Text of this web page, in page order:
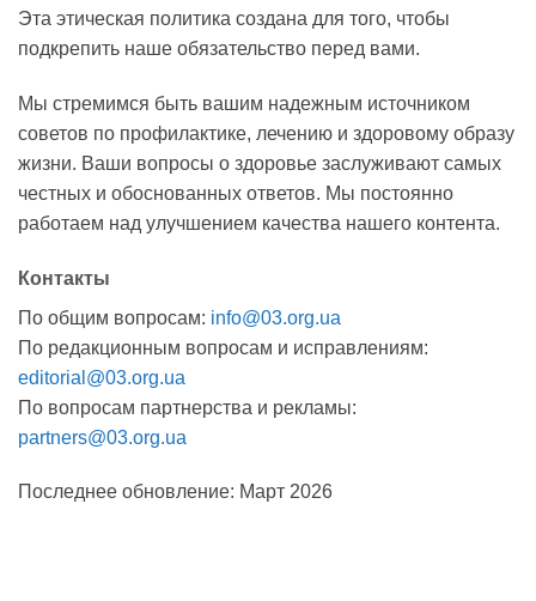
Эта этическая политика создана для того, чтобы
подкрепить наше обязательство перед вами.
Мы стремимся быть вашим надежным источником
советов по профилактике, лечению и здоровому образу
жизни. Ваши вопросы о здоровье заслуживают самых
честных и обоснованных ответов. Мы постоянно
работаем над улучшением качества нашего контента.
Контакты
По общим вопросам: info@03.org.ua
По редакционным вопросам и исправлениям:
editorial@03.org.ua
По вопросам партнерства и рекламы:
partners@03.org.ua
Последнее обновление: Март 2026